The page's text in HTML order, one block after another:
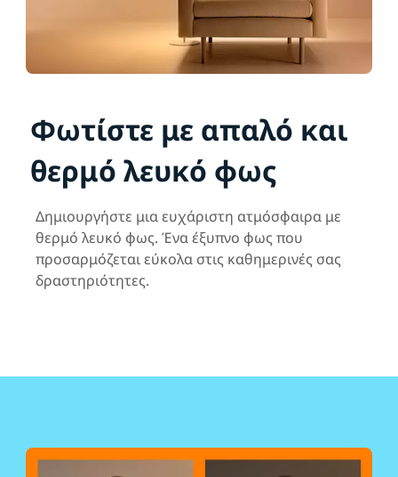
Φωτίστε με απαλό και
θερμό λευκό φως
Δημιουργήστε μια ευχάριστη ατμόσφαιρα με
θερμό λευκό φως. Ένα έξυπνο φως που
προσαρμόζεται εύκολα στις καθημερινές σας
δραστηριότητες.